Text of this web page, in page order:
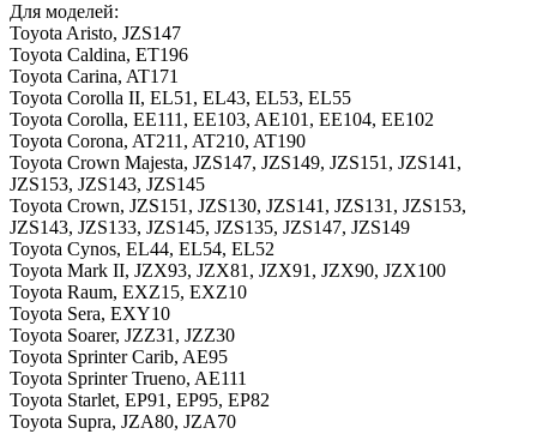
Для моделей:
Toyota Aristo, JZS147
Toyota Caldina, ET196
Toyota Carina, AT171
Toyota Corolla II, EL51, EL43, EL53, EL55
Toyota Corolla, EE111, EE103, AE101, EE104, EE102
Toyota Corona, AT211, AT210, AT190
Toyota Crown Majesta, JZS147, JZS149, JZS151, JZS141,
JZS153, JZS143, JZS145
Toyota Crown, JZS151, JZS130, JZS141, JZS131, JZS153,
JZS143, JZS133, JZS145, JZS135, JZS147, JZS149
Toyota Cynos, EL44, EL54, EL52
Toyota Mark II, JZX93, JZX81, JZX91, JZX90, JZX100
Toyota Raum, EXZ15, EXZ10
Toyota Sera, EXY10
Toyota Soarer, JZZ31, JZZ30
Toyota Sprinter Carib, AE95
Toyota Sprinter Trueno, AE111
Toyota Starlet, EP91, EP95, EP82
Toyota Supra, JZA80, JZA70